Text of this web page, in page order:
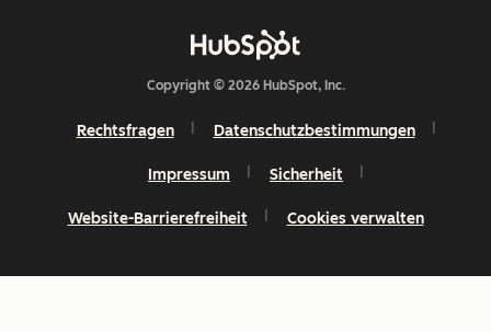
Copyright © 2026 HubSpot, Inc.
Rechtsfragen Datenschutzbestimmungen
Impressum Sicherheit
Website-Barrierefreiheit Cookies verwalten